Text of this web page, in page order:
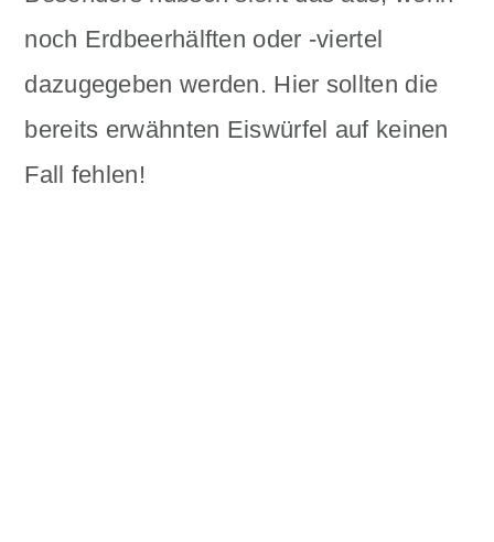
noch Erdbeerhälften oder -viertel
dazugegeben werden. Hier sollten die
bereits erwähnten Eiswürfel auf keinen
Fall fehlen!